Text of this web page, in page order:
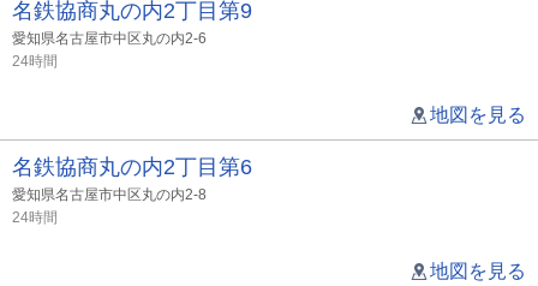
名鉄協商丸の内2丁目第9
愛知県名古屋市中区丸の内2-6
24時間
地図を見る
名鉄協商丸の内2丁目第6
愛知県名古屋市中区丸の内2-8
24時間
地図を見る